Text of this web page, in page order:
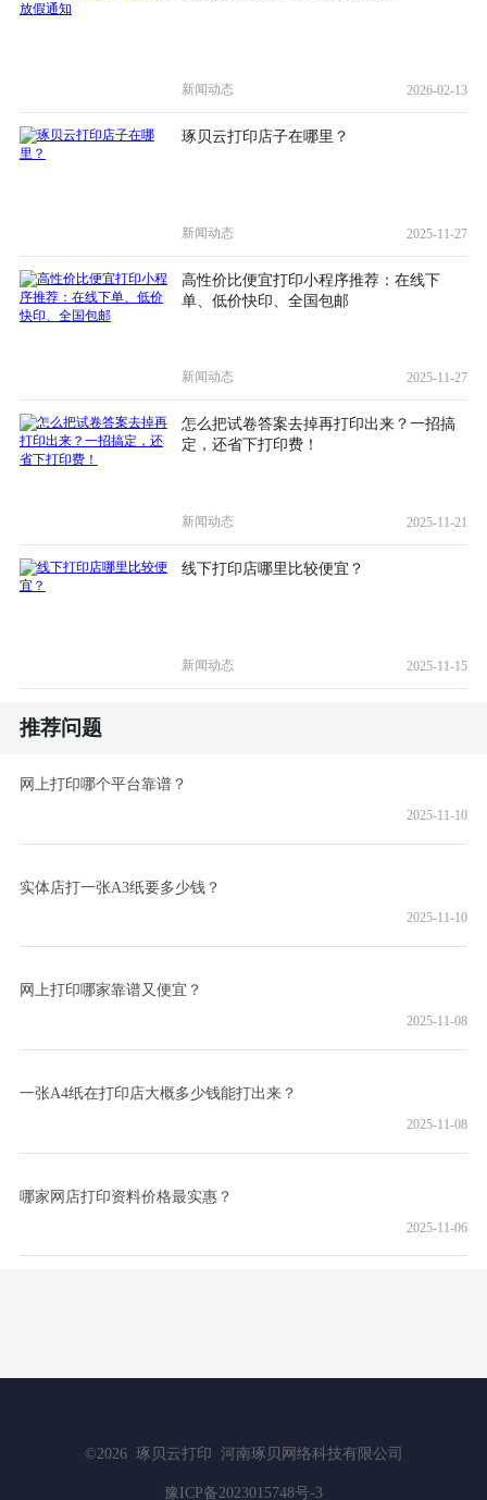
新闻动态 2026-02-13
琢贝云打印店子在哪里？
新闻动态 2025-11-27
高性价比便宜打印小程序推荐：在线下
单、低价快印、全国包邮
新闻动态 2025-11-27
怎么把试卷答案去掉再打印出来？一招搞
定，还省下打印费！
新闻动态 2025-11-21
线下打印店哪里比较便宜？
新闻动态 2025-11-15
推荐问题
网上打印哪个平台靠谱？
2025-11-10
实体店打一张A3纸要多少钱？
2025-11-10
网上打印哪家靠谱又便宜？
2025-11-08
一张A4纸在打印店大概多少钱能打出来？
2025-11-08
哪家网店打印资料价格最实惠？
2025-11-06
©2026 琢贝云打印 河南琢贝网络科技有限公司
豫ICP备2023015748号-3